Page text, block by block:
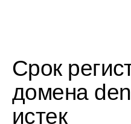
Срок
домена
истек